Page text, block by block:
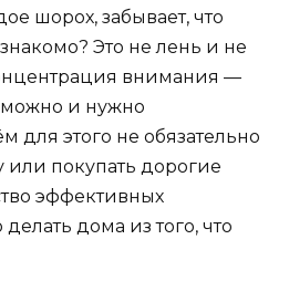
шорох, забывает, что
Это не лень и не
внимания —
можно и нужно
для этого не обязательно
или покупать дорогие
эффективных
дома из того, что